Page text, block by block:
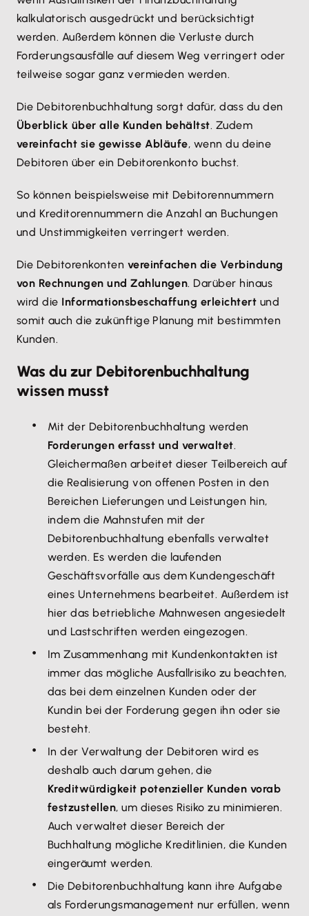
kalkulatorisch ausgedrückt und berücksichtigt
werden. Außerdem können die Verluste durch
Forderungsausfälle auf diesem Weg verringert oder
teilweise sogar ganz vermieden werden.
Die Debitorenbuchhaltung sorgt dafür, dass du den
Überblick über alle Kunden behältst. Zudem
vereinfacht sie gewisse Abläufe, wenn du deine
Debitoren über ein Debitorenkonto buchst.
So können beispielsweise mit Debitorennummern
und Kreditorennummern die Anzahl an Buchungen
und Unstimmigkeiten verringert werden.
Die Debitorenkonten vereinfachen die Verbindung
von Rechnungen und Zahlungen. Darüber hinaus
wird die Informationsbeschaffung erleichtert und
somit auch die zukünftige Planung mit bestimmten
Kunden.
Was du zur Debitorenbuchhaltung
wissen musst
Mit der Debitorenbuchhaltung werden
Forderungen erfasst und verwaltet.
Gleichermaßen arbeitet dieser Teilbereich auf
die Realisierung von offenen Posten in den
Bereichen Lieferungen und Leistungen hin,
indem die Mahnstufen mit der
Debitorenbuchhaltung ebenfalls verwaltet
werden. Es werden die laufenden
Geschäftsvorfälle aus dem Kundengeschäft
eines Unternehmens bearbeitet. Außerdem ist
hier das betriebliche Mahnwesen angesiedelt
und Lastschriften werden eingezogen.
Im Zusammenhang mit Kundenkontakten ist
immer das mögliche Ausfallrisiko zu beachten,
das bei dem einzelnen Kunden oder der
Kundin bei der Forderung gegen ihn oder sie
besteht.
In der Verwaltung der Debitoren wird es
deshalb auch darum gehen, die
Kreditwürdigkeit potenzieller Kunden vorab
festzustellen, um dieses Risiko zu minimieren.
Auch verwaltet dieser Bereich der
Buchhaltung mögliche Kreditlinien, die Kunden
eingeräumt werden.
Die Debitorenbuchhaltung kann ihre Aufgabe
als Forderungsmanagement nur erfüllen, wenn